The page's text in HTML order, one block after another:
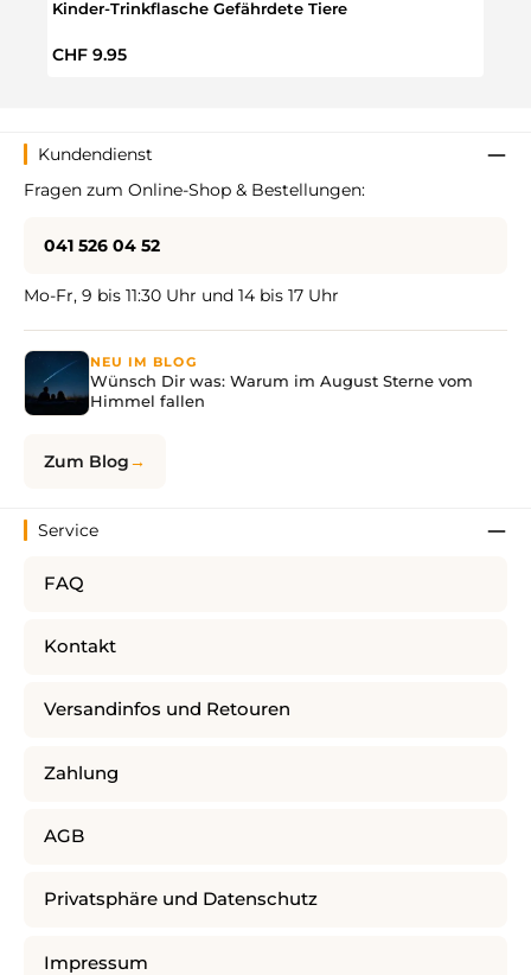
Kinder-Trinkflasche Gefährdete Tiere
Regulärer Preis:
CHF 9.95
Kundendienst
Fragen zum Online-Shop & Bestellungen:
041 526 04 52
Mo-Fr, 9 bis 11:30 Uhr und 14 bis 17 Uhr
NEU IM BLOG
Wünsch Dir was: Warum im August Sterne vom
Himmel fallen
Zum Blog
Service
FAQ
Kontakt
Versandinfos und Retouren
Zahlung
AGB
Privatsphäre und Datenschutz
Impressum